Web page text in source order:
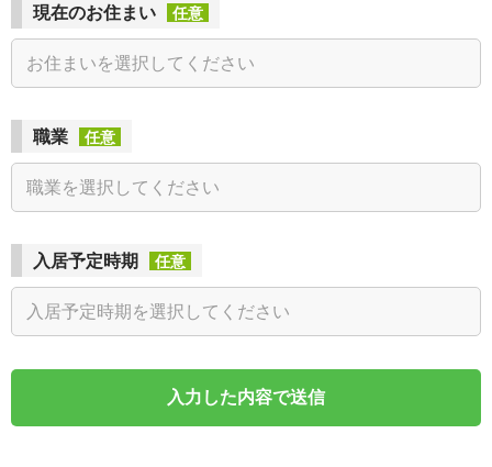
現在のお住まい 任意
職業 任意
入居予定時期 任意